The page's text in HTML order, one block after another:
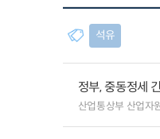
석유
정부, 중동정세
산업통상부 산업자